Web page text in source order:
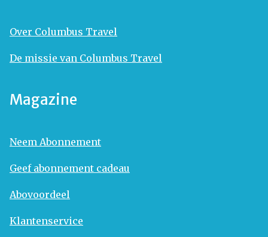
Over Columbus Travel
De missie van Columbus Travel
Magazine
Neem Abonnement
Geef abonnement cadeau
Abovoordeel
Klantenservice